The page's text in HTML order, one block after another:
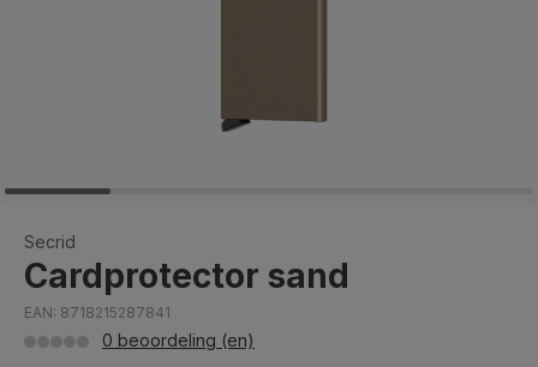
Secrid
Cardprotector sand
EAN: 8718215287841
0 beoordeling (en)